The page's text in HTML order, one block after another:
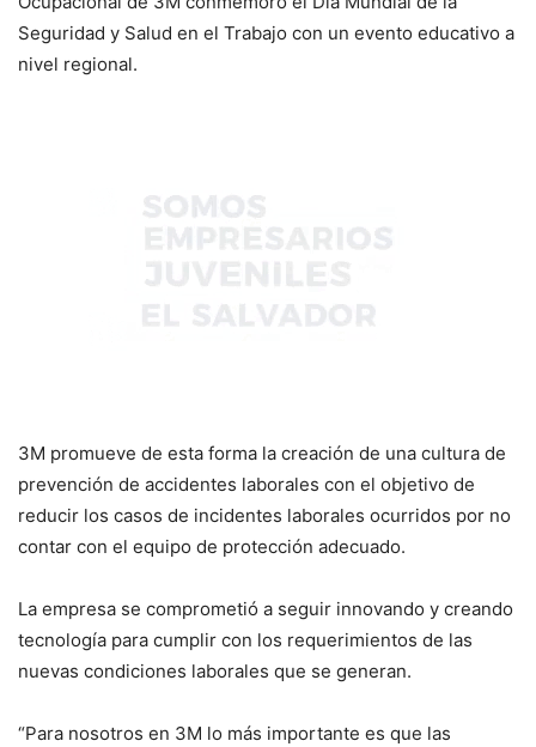
Seguridad y Salud en el Trabajo con un evento educativo a
nivel regional.
3M promueve de esta forma la creación de una cultura de
prevención de accidentes laborales con el objetivo de
reducir los casos de incidentes laborales ocurridos por no
contar con el equipo de protección adecuado.
La empresa se comprometió a seguir innovando y creando
tecnología para cumplir con los requerimientos de las
nuevas condiciones laborales que se generan.
“Para nosotros en 3M lo más importante es que las